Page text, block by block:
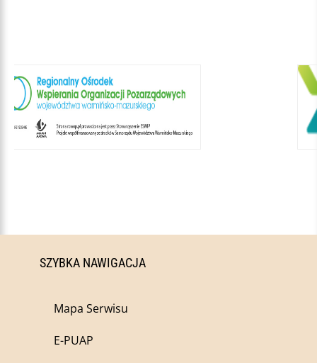
SZYBKA NAWIGACJA
Mapa Serwisu
E-PUAP